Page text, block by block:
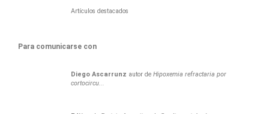
Artículos destacados
Para comunicarse con
Diego Ascarrunz autor deHipoxemia refractaria por
cortocircu...